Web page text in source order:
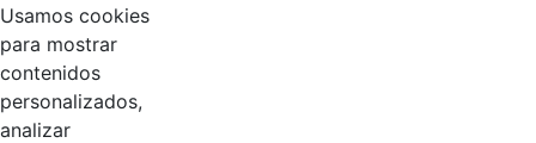
Entidad adscrita al Ministerio de Hacienda y Crédito
Público
Torre 1 (Aire) - Piso 15, Bogotá D.C., Colombia
Código Postal: 111071
Usamos cookies
para mostrar
contenidos
personalizados,
analizar